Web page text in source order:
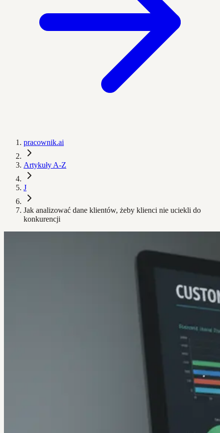
pracownik.ai
Artykuły A-Z
J
Jak analizować dane klientów, żeby klienci nie uciekli do
konkurencji